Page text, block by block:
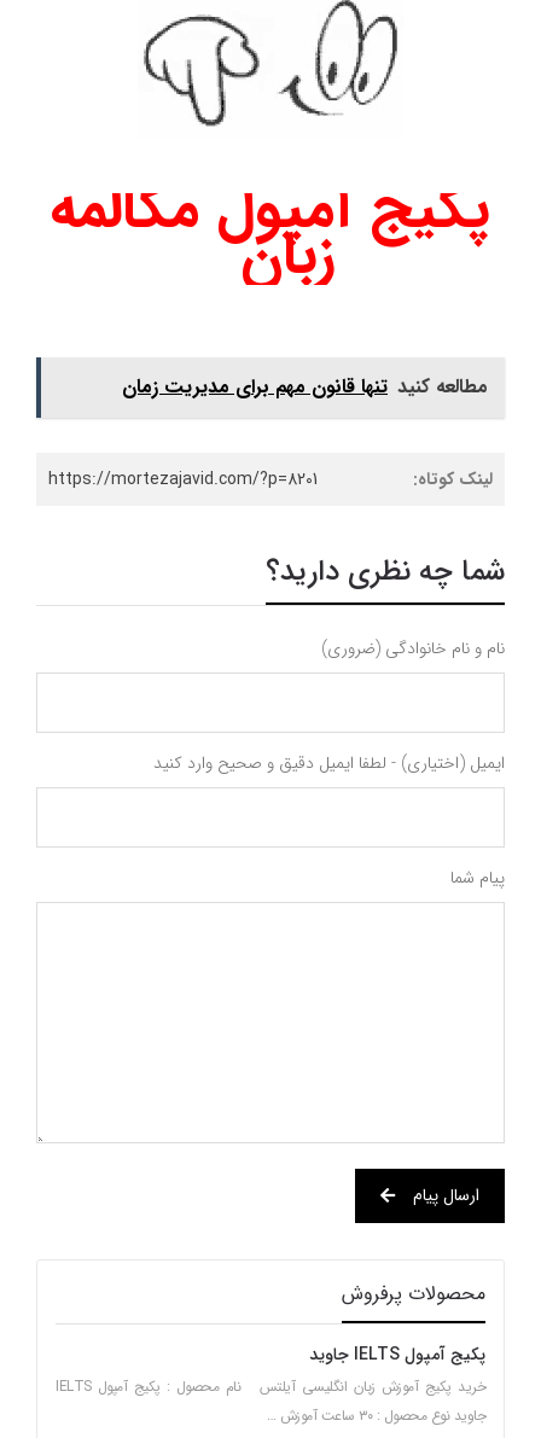
پکیج آمپول مکالمه
زبان
مطالعه کنید تنها قانون مهم برای مدیریت زمان
لینک کوتاه: https://mortezajavid.com/?p=8201
شما چه نظری دارید؟
نام و نام خانوادگی (ضروری)
ایمیل (اختیاری) - لطفا ایمیل دقیق و صحیح وارد کنید
پیام شما
ارسال پیام
محصولات پرفروش
پکیج آمپول IELTS جاوید
خرید پکیج آموزش زبان انگلیسی آیلتس نام محصول : پکیج آمپول IELTS
جاوید نوع محصول : ۳۰ ساعت آموزش …